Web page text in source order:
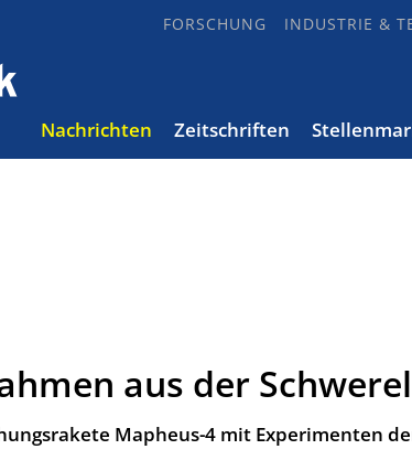
FORSCHUNG INDUSTRIE &
Nachrichten Zeitschriften
aus der
Mapheus-4 mit Experimenten